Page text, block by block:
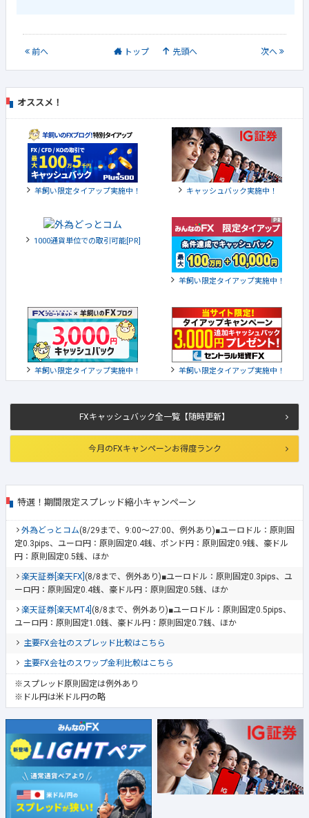
前へ トップ 先頭へ 次へ
FXキャッシュバック全一覧【随時更新】
今月のFXキャンペーンお得度ランク
特選！期間限定スプレッド縮小キャンペーン
外為どっとコム(8/29まで、9:00～27:00、例外あり)■ユーロドル：原則固
定0.3pips、ユーロ円：原則固定0.4銭、ポンド円：原則固定0.9銭、豪ドル
円：原則固定0.5銭、ほか
楽天証券[楽天FX] (8/8まで、例外あり)■ユーロドル：原則固定0.3pips、ユ
ーロ円：原則固定0.4銭、豪ドル円：原則固定0.5銭、ほか
楽天証券[楽天MT4] (8/8まで、例外あり)■ユーロドル：原則固定0.5pips、
ユーロ円：原則固定1.0銭、豪ドル円：原則固定0.7銭、ほか
主要FX会社のスプレッド比較はこちら
主要FX会社のスワップ金利比較はこちら
※スプレッド原則固定は例外あり
※ドル円は米ドル円の略
オススメ！
羊飼い限定タイアップ実施中！ キャッシュバック実施中！
1000通貨単位での取引可能[PR]
羊飼い限定タイアップ実施中！
羊飼い限定タイアップ実施中！ 羊飼い限定タイアップ実施中！